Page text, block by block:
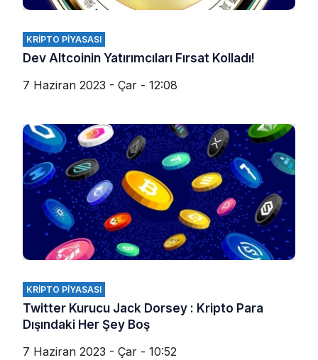
KRIPTO PIYASASI
Dev Altcoinin Yatırımcıları Fırsat Kolladı!
7 Haziran 2023 - Çar - 12:08
KRIPTO PIYASASI
Twitter Kurucu Jack Dorsey : Kripto Para
Dışındaki Her Şey Boş
7 Haziran 2023 - Çar - 10:52